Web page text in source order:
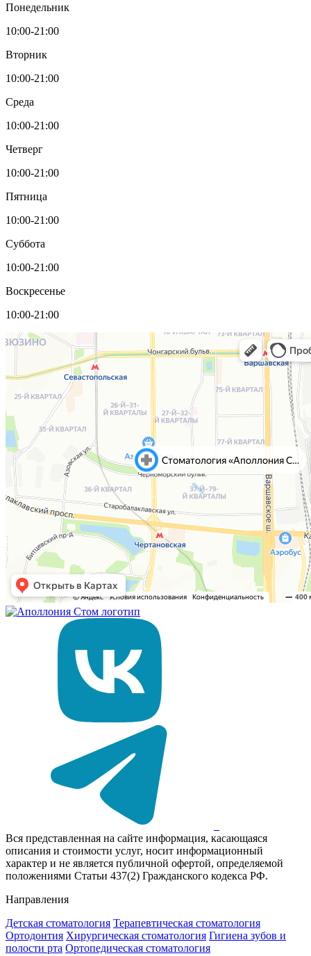
Понедельник
10:00-21:00
Вторник
10:00-21:00
Среда
10:00-21:00
Четверг
10:00-21:00
Пятница
10:00-21:00
Суббота
10:00-21:00
Воскресенье
10:00-21:00
Вся представленная на сайте информация, касающаяся
описания и стоимости услуг, носит информационный
характер и не является публичной офертой, определяемой
положениями Статьи 437(2) Гражданского кодекса РФ.
Направления
Детская стоматология Терапевтическая стоматология
Ортодонтия Хирургическая стоматология Гигиена зубов и
полости рта Ортопедическая стоматология